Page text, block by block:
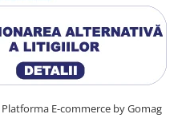
Platforma E-commerce by Gomag